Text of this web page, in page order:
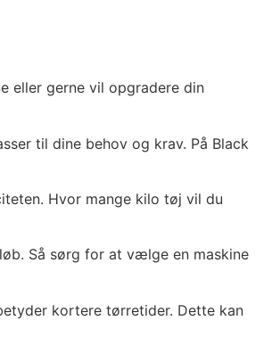
eller gerne vil opgradere din
til dine behov og krav. På Black
Hvor mange kilo tøj vil du
Så sørg for at vælge en maskine
kortere tørretider. Dette kan